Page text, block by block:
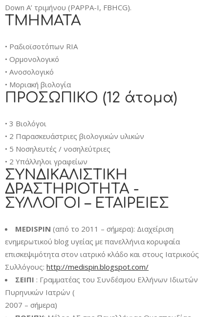
Down Α’ τριμήνου (PAPPA-I, FBHCG).
TMHMATA
• Ραδιοϊσοτόπων RIA
• Ορμονολογικό
• Ανοσολογικό
• Μοριακή βιολογία
ΠΡΟΣΩΠΙΚΟ (12 άτομα)
• 3 Βιολόγοι
• 2 Παρασκευάστριες βιολογικών υλικών
• 5 Νοσηλευτές / νοσηλεύτριες
• 2 Υπάλληλοι γραφείων
ΣΥΝΔΙΚΑΛΙΣΤΙΚΗ
ΔΡΑΣΤΗΡΙΟΤΗΤΑ -
ΣΥΛΛΟΓΟΙ – ΕΤΑΙΡΕΙΕΣ
MEDISPIN (από το 2011 – σήμερα): Διαχείριση
ενημερωτικού blog υγείας με πανελλήνια κορυφαία
επισκεψιμότητα στον ιατρικό κλάδο και στους Ιατρικούς
Συλλόγους: http://medispin.blogspot.com/
ΣΕΙΠΙ : Γραμματέας του Συνδέσμου Ελλήνων Ιδιωτών
Πυρηνικών Ιατρών (
2007 – σήμερα)